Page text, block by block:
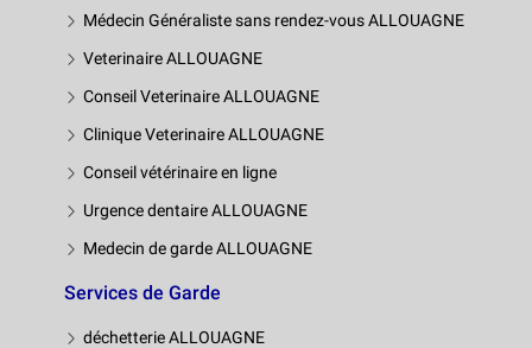
Médecin Généraliste sans rendez-vous ALLOUAGNE
Veterinaire ALLOUAGNE
Conseil Veterinaire ALLOUAGNE
Clinique Veterinaire ALLOUAGNE
Conseil vétérinaire en ligne
Urgence dentaire ALLOUAGNE
Medecin de garde ALLOUAGNE
Services de Garde
déchetterie ALLOUAGNE